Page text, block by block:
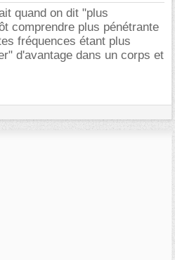
quand on dit "plus
comprendre plus pénétrante
fréquences étant plus
d'avantage dans un corps et